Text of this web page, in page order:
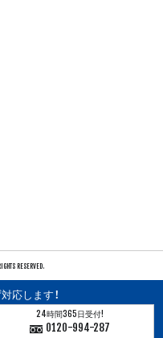
応します！
24時間365日受付!
0120-994-287
RESERVED.